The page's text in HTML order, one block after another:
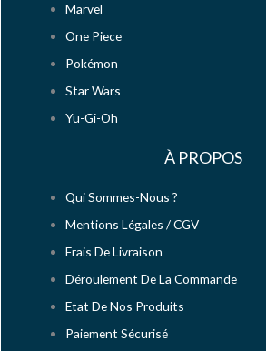
Marvel
One Piece
Pokémon
Star Wars
Yu-Gi-Oh
À PROPOS
Qui Sommes-Nous ?
Mentions Légales / CGV
Frais De Livraison
Déroulement De La Commande
Etat De Nos Produits
Paiement Sécurisé